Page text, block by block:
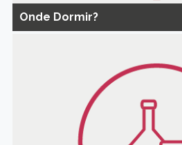
Onde Dormir?